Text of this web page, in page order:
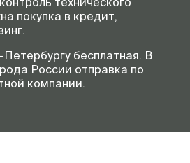
покупка в кредит,
бесплатная. В
России отправка по
компании.